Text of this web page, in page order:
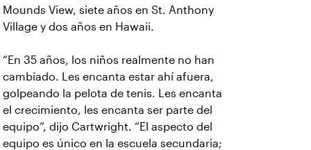
Mounds View, siete años en St. Anthony
Village y dos años en Hawaii.
“En 35 años, los niños realmente no han
cambiado. Les encanta estar ahí afuera,
golpeando la pelota de tenis. Les encanta
el crecimiento, les encanta ser parte del
equipo”, dijo Cartwright. “El aspecto del
equipo es único en la escuela secundaria;